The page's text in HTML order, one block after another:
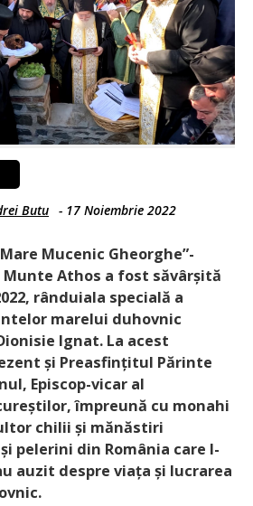
Butu - 17 Noiembrie 2022
Mucenic Gheorghe”-
Athos a fost săvârșită
rânduiala specială a
marelui duhovnic
Ignat. La acest
și Preasfințitul Părinte
Episcop-vicar al
împreună cu monahi
chilii și mănăstiri
pelerini din România care l-
auzit despre viața și lucrarea